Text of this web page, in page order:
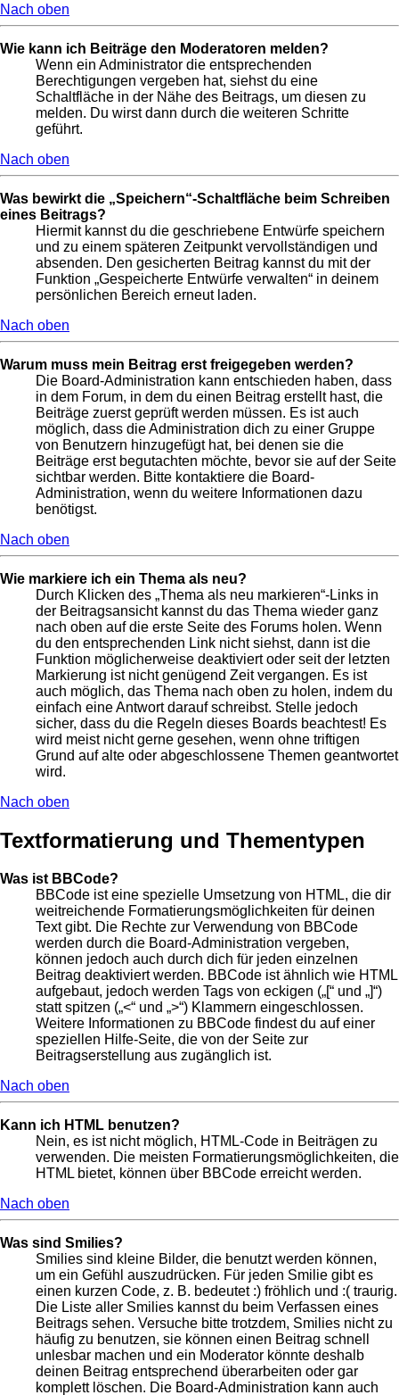
Nach oben
Wie kann ich Beiträge den Moderatoren melden?
Wenn ein Administrator die entsprechenden
Berechtigungen vergeben hat, siehst du eine
Schaltfläche in der Nähe des Beitrags, um diesen zu
melden. Du wirst dann durch die weiteren Schritte
geführt.
Nach oben
Was bewirkt die „Speichern“-Schaltfläche beim Schreiben
eines Beitrags?
Hiermit kannst du die geschriebene Entwürfe speichern
und zu einem späteren Zeitpunkt vervollständigen und
absenden. Den gesicherten Beitrag kannst du mit der
Funktion „Gespeicherte Entwürfe verwalten“ in deinem
persönlichen Bereich erneut laden.
Nach oben
Warum muss mein Beitrag erst freigegeben werden?
Die Board-Administration kann entschieden haben, dass
in dem Forum, in dem du einen Beitrag erstellt hast, die
Beiträge zuerst geprüft werden müssen. Es ist auch
möglich, dass die Administration dich zu einer Gruppe
von Benutzern hinzugefügt hat, bei denen sie die
Beiträge erst begutachten möchte, bevor sie auf der Seite
sichtbar werden. Bitte kontaktiere die Board-
Administration, wenn du weitere Informationen dazu
benötigst.
Nach oben
Wie markiere ich ein Thema als neu?
Durch Klicken des „Thema als neu markieren“-Links in
der Beitragsansicht kannst du das Thema wieder ganz
nach oben auf die erste Seite des Forums holen. Wenn
du den entsprechenden Link nicht siehst, dann ist die
Funktion möglicherweise deaktiviert oder seit der letzten
Markierung ist nicht genügend Zeit vergangen. Es ist
auch möglich, das Thema nach oben zu holen, indem du
einfach eine Antwort darauf schreibst. Stelle jedoch
sicher, dass du die Regeln dieses Boards beachtest! Es
wird meist nicht gerne gesehen, wenn ohne triftigen
Grund auf alte oder abgeschlossene Themen geantwortet
wird.
Nach oben
Textformatierung und Thementypen
Was ist BBCode?
BBCode ist eine spezielle Umsetzung von HTML, die dir
weitreichende Formatierungsmöglichkeiten für deinen
Text gibt. Die Rechte zur Verwendung von BBCode
werden durch die Board-Administration vergeben,
können jedoch auch durch dich für jeden einzelnen
Beitrag deaktiviert werden. BBCode ist ähnlich wie HTML
aufgebaut, jedoch werden Tags von eckigen („[“ und „]“)
statt spitzen („<“ und „>“) Klammern eingeschlossen.
Weitere Informationen zu BBCode findest du auf einer
speziellen Hilfe-Seite, die von der Seite zur
Beitragserstellung aus zugänglich ist.
Nach oben
Kann ich HTML benutzen?
Nein, es ist nicht möglich, HTML-Code in Beiträgen zu
verwenden. Die meisten Formatierungsmöglichkeiten, die
HTML bietet, können über BBCode erreicht werden.
Nach oben
Was sind Smilies?
Smilies sind kleine Bilder, die benutzt werden können,
um ein Gefühl auszudrücken. Für jeden Smilie gibt es
einen kurzen Code, z. B. bedeutet :) fröhlich und :( traurig.
Die Liste aller Smilies kannst du beim Verfassen eines
Beitrags sehen. Versuche bitte trotzdem, Smilies nicht zu
häufig zu benutzen, sie können einen Beitrag schnell
unlesbar machen und ein Moderator könnte deshalb
deinen Beitrag entsprechend überarbeiten oder gar
komplett löschen. Die Board-Administration kann auch